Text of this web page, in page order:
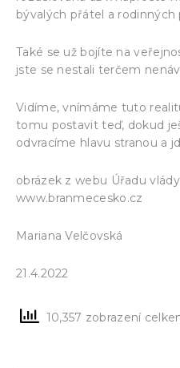
bývalých přátel a rodinných
Také se už bojíte na
jste se nestali terčem
Vidíme, vnímáme tuto
tomu postavit teď, dokud
odvracíme hlavu stranou a
obrázek z webu Úřadu
www.branmecesko.cz
Mariana Velčovská
21.4.2022
10,357 zobrazení